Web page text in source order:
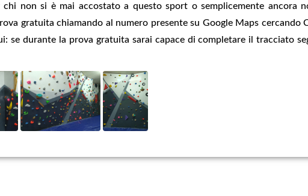
chi non si è mai accostato a questo sport o semplicemente ancora
gratuita chiamando al numero presente su Google Maps cercando
se durante la prova gratuita sarai capace di completare il tracciato